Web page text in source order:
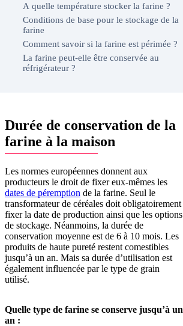
A quelle température stocker la farine ?
Conditions de base pour le stockage de la
farine
Comment savoir si la farine est périmée ?
La farine peut-elle être conservée au
réfrigérateur ?
Durée de conservation de la
farine à la maison
Les normes européennes donnent aux
producteurs le droit de fixer eux-mêmes les
dates de péremption de la farine. Seul le
transformateur de céréales doit obligatoirement
fixer la date de production ainsi que les options
de stockage. Néanmoins, la durée de
conservation moyenne est de 6 à 10 mois. Les
produits de haute pureté restent comestibles
jusqu’à un an. Mais sa durée d’utilisation est
également influencée par le type de grain
utilisé.
Quelle type de farine se conserve jusqu’à un
an :